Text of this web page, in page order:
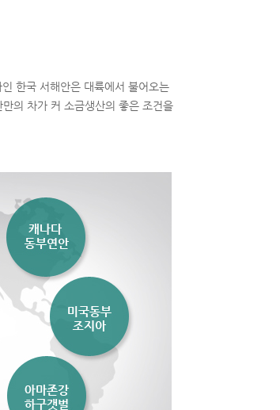
한국 서해안은 대륙에서 불어오는
의 차가 커 소금생산의 좋은 조건을